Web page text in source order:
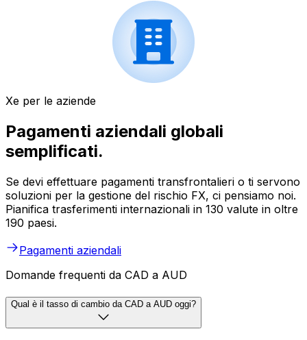
Xe per le aziende
Pagamenti aziendali globali
semplificati.
Se devi effettuare pagamenti transfrontalieri o ti servono
soluzioni per la gestione del rischio FX, ci pensiamo noi.
Pianifica trasferimenti internazionali in 130 valute in oltre
190 paesi.
Pagamenti aziendali
Domande frequenti da CAD a AUD
Qual è il tasso di cambio da CAD a AUD oggi?